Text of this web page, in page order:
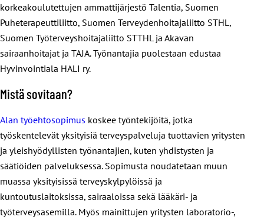
korkeakoulutettujen ammattijärjestö Talentia, Suomen
Puheterapeuttiliitto, Suomen Terveydenhoitajaliitto STHL,
Suomen Työterveyshoitajaliitto STTHL ja Akavan
sairaanhoitajat ja TAJA. Työnantajia puolestaan edustaa
Hyvinvointiala HALI ry.
Mistä sovitaan?
Alan työehtosopimus koskee työntekijöitä, jotka
työskentelevät yksityisiä terveyspalveluja tuottavien yritysten
ja yleishyödyllisten työnantajien, kuten yhdistysten ja
säätiöiden palveluksessa. Sopimusta noudatetaan muun
muassa yksityisissä terveyskylpylöissä ja
kuntoutuslaitoksissa, sairaaloissa sekä lääkäri- ja
työterveysasemilla. Myös mainittujen yritysten laboratorio-,